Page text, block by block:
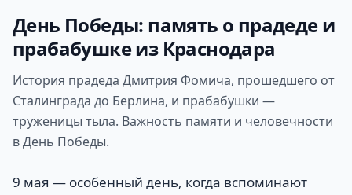
День Победы: память о прадеде и
прабабушке из Краснодара
История прадеда Дмитрия Фомича, прошедшего от
Сталинграда до Берлина, и прабабушки —
труженицы тыла. Важность памяти и человечности
в День Победы.
9 мая — особенный день, когда вспоминают